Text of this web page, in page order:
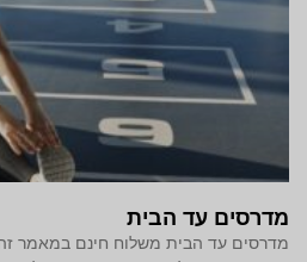
מדרסים עד הבית
מדרסים עד הבית משלוח חינם במאמר